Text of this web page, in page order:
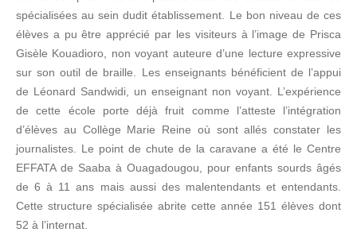
spécialisées au sein dudit établissement. Le bon niveau de ces
élèves a pu être apprécié par les visiteurs à l’image de Prisca
Gisèle Kouadioro, non voyant auteure d’une lecture expressive
sur son outil de braille. Les enseignants bénéficient de l’appui
de Léonard Sandwidi, un enseignant non voyant. L’expérience
de cette école porte déjà fruit comme l’atteste l’intégration
d’élèves au Collège Marie Reine où sont allés constater les
journalistes. Le point de chute de la caravane a été le Centre
EFFATA de Saaba à Ouagadougou, pour enfants sourds âgés
de 6 à 11 ans mais aussi des malentendants et entendants.
Cette structure spécialisée abrite cette année 151 élèves dont
52 à l’internat.